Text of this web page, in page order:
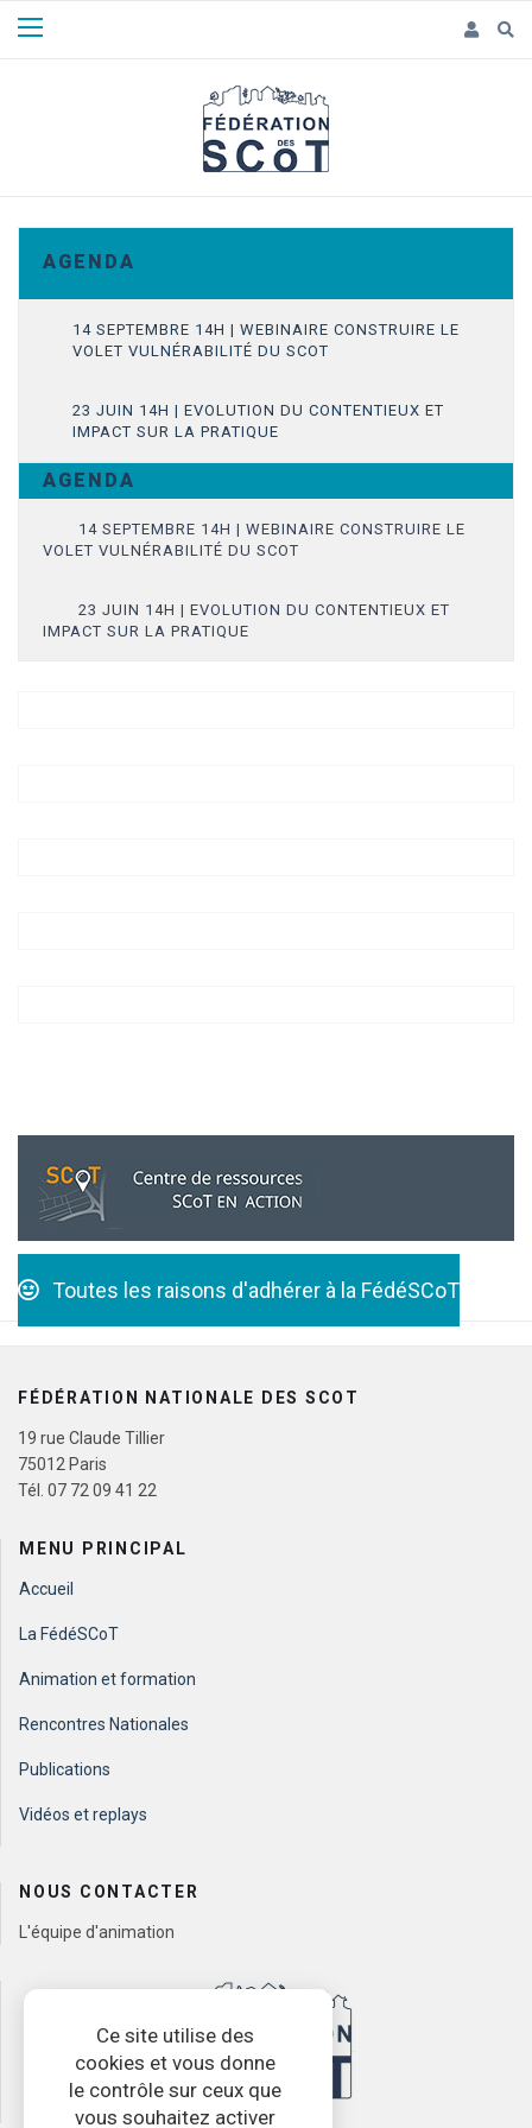
A G E N D A
14 SEPTEMBRE 14H | WEBINAIRE CONSTRUIRE LE
VOLET VULNÉRABILITÉ DU SCOT
23 JUIN 14H | EVOLUTION DU CONTENTIEUX ET
IMPACT SUR LA PRATIQUE
A G E N D A
14 SEPTEMBRE 14H | WEBINAIRE CONSTRUIRE LE
VOLET VULNÉRABILITÉ DU SCOT
23 JUIN 14H | EVOLUTION DU CONTENTIEUX ET
IMPACT SUR LA PRATIQUE
Toutes les raisons d'adhérer à la FédéSCoT
FÉDÉRATION NATIONALE DES SCOT
19 rue Claude Tillier
75012 Paris
Tél. 07 72 09 41 22
MENU PRINCIPAL
Accueil
La FédéSCoT
Animation et formation
Rencontres Nationales
Publications
Vidéos et replays
NOUS CONTACTER
L'équipe d'animation
Ce site utilise des
cookies et vous donne
le contrôle sur ceux que
vous souhaitez activer